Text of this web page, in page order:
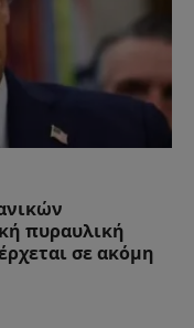
πυραυλική
σε ακόμη